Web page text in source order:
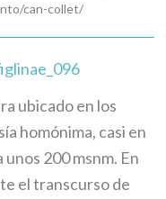
can-collet/
ubicado en los
homónima, casi en
unos 200 msnm. En
el transcurso de